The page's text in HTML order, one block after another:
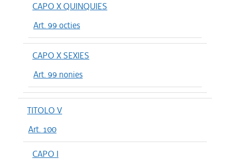
CAPO X QUINQUIES
Art. 99 octies
CAPO X SEXIES
Art. 99 nonies
TITOLO V
Art. 100
CAPO I